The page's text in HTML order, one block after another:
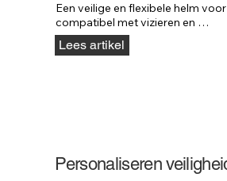
Een veilige en flexibele helm
compatibel met vizieren en
gehoorbescherming.
Lees artikel
Personaliseren